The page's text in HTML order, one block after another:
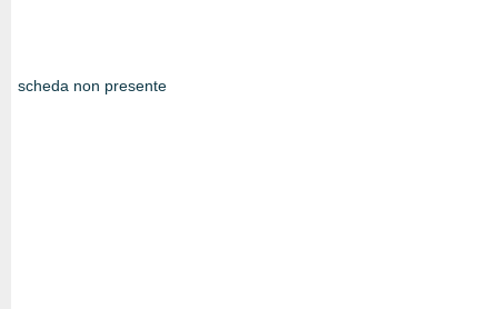
scheda non presente